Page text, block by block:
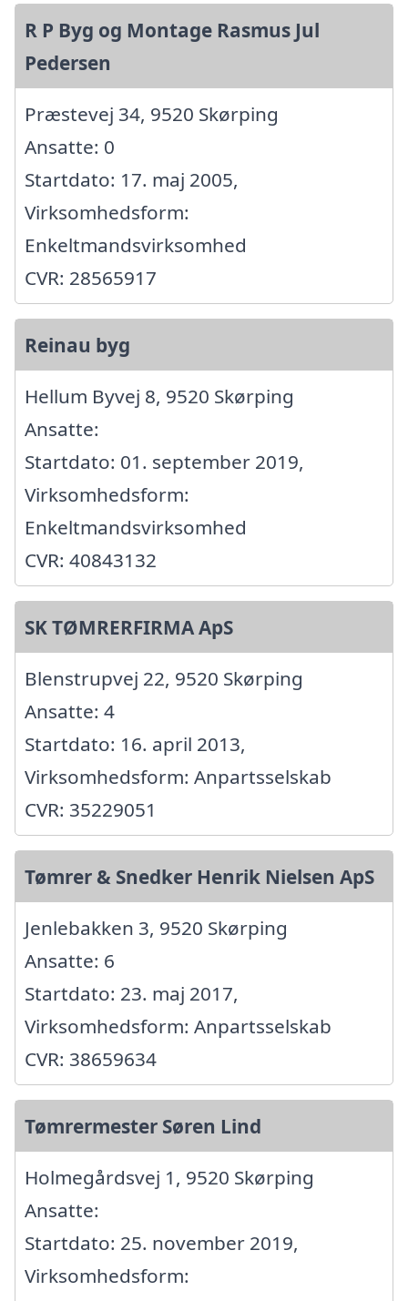
R P Byg og Montage Rasmus Jul
Pedersen
Præstevej 34, 9520 Skørping
Ansatte: 0
Startdato: 17. maj 2005,
Virksomhedsform:
Enkeltmandsvirksomhed
CVR: 28565917
Reinau byg
Hellum Byvej 8, 9520 Skørping
Ansatte:
Startdato: 01. september 2019,
Virksomhedsform:
Enkeltmandsvirksomhed
CVR: 40843132
SK TØMRERFIRMA ApS
Blenstrupvej 22, 9520 Skørping
Ansatte: 4
Startdato: 16. april 2013,
Virksomhedsform: Anpartsselskab
CVR: 35229051
Tømrer & Snedker Henrik Nielsen ApS
Jenlebakken 3, 9520 Skørping
Ansatte: 6
Startdato: 23. maj 2017,
Virksomhedsform: Anpartsselskab
CVR: 38659634
Tømrermester Søren Lind
Holmegårdsvej 1, 9520 Skørping
Ansatte:
Startdato: 25. november 2019,
Virksomhedsform: